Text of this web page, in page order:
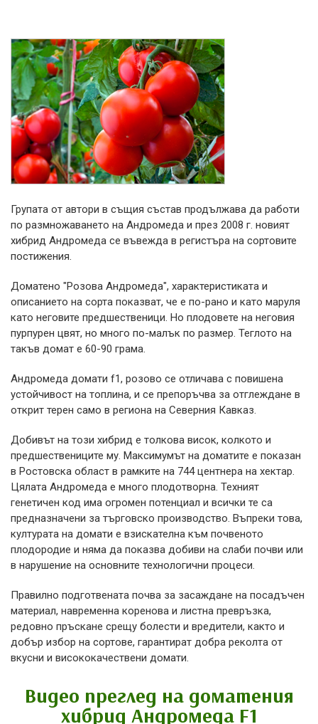
Групата от автори в същия състав продължава да работи
по размножаването на Андромеда и през 2008 г. новият
хибрид Андромеда се въвежда в регистъра на сортовите
постижения.
Доматено "Розова Андромеда", характеристиката и
описанието на сорта показват, че е по-рано и като маруля
като неговите предшественици. Но плодовете на неговия
пурпурен цвят, но много по-малък по размер. Теглото на
такъв домат е 60-90 грама.
Андромеда домати f1, розово се отличава с повишена
устойчивост на топлина, и се препоръчва за отглеждане в
открит терен само в региона на Северния Кавказ.
Добивът на този хибрид е толкова висок, колкото и
предшествениците му. Максимумът на доматите е показан
в Ростовска област в рамките на 744 центнера на хектар.
Цялата Андромеда е много плодотворна. Техният
генетичен код има огромен потенциал и всички те са
предназначени за търговско производство. Въпреки това,
културата на домати е взискателна към почвеното
плодородие и няма да показва добиви на слаби почви или
в нарушение на основните технологични процеси.
Правилно подготвената почва за засаждане на посадъчен
материал, навременна коренова и листна превръзка,
редовно пръскане срещу болести и вредители, както и
добър избор на сортове, гарантират добра реколта от
вкусни и висококачествени домати.
Видео преглед на доматения
хибрид Андромеда F1